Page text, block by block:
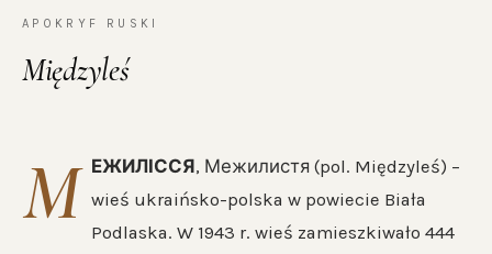
APOKRYF RUSKI
Międzyleś
М ЕЖИЛІССЯ, Межилистя (pol. Międzyleś) –
wieś ukraińsko-polska w powiecie Biała
Podlaska. W 1943 r. wieś zamieszkiwało 444